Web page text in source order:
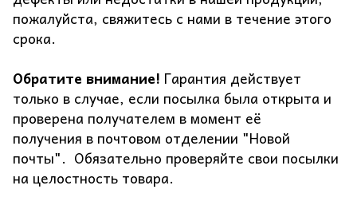
пожалуйста, свяжитесь с нами в течение этого
срока.
Обратите внимание! Гарантия действует
только в случае, если посылка была открыта и
проверена получателем в момент её
получения в почтовом отделении "Новой
почты". Обязательно проверяйте свои посылки
на целостность товара.